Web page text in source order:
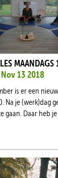
Nov 13 2018
is er een
Na je (werk)dag
gaan. Daar heb